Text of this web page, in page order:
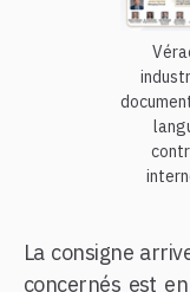
La consigne
concernés est